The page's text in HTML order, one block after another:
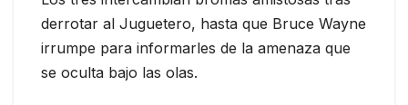
derrotar al Juguetero, hasta que Bruce Wayne
irrumpe para informarles de la amenaza que
se oculta bajo las olas.